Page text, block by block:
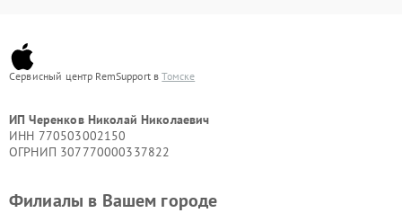
Сервисный центр RemSupport вТомске
ИП Черенков Николай Николаевич
ИНН 770503002150
ОГРНИП 307770000337822
Филиалы в Вашем городе